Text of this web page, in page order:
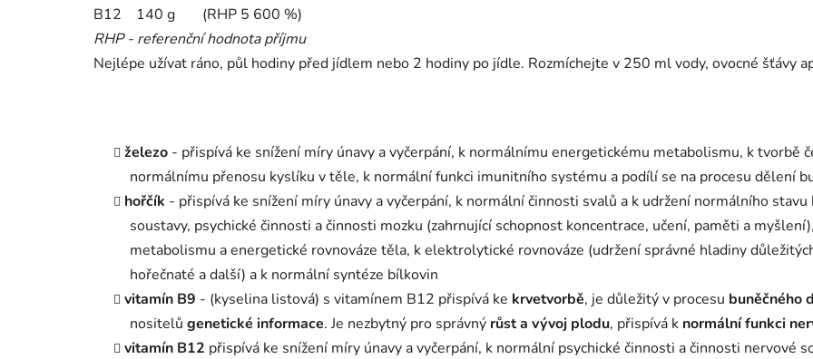
B12
140 g
(RHP 5 600 %)
RHP - referenční hodnota příjmu
Nejlépe užívat ráno, půl hodiny před jídlem nebo 2 hodiny po jídle. Rozmíchejte v 250 ml vody, ovocné šťávy
železo - přispívá ke snížení míry únavy a vyčerpání, k normálnímu energetickému metabolismu, k tvorbě
normálnímu přenosu kyslíku v těle, k normální funkci imunitního systému a podílí se na procesu dělení
hořčík - přispívá ke snížení míry únavy a vyčerpání, k normální činnosti svalů a k udržení normálního
soustavy, psychické činnosti a činnosti mozku (zahrnující schopnost koncentrace, učení, paměti a
metabolismu a energetické rovnováze těla, k elektrolytické rovnováze (udržení správné hladiny
hořečnaté a další) a k normální syntéze bílkovin
vitamín B9 - (kyselina listová) s vitamínem B12 přispívá ke krvetvorbě, je důležitý v procesu buněčného
nositelů genetické informace. Je nezbytný pro správný růst a vývoj plodu, přispívá k normální funkci
vitamín B12 přispívá ke snížení míry únavy a vyčerpání, k normální psychické činnosti a činnosti nervové